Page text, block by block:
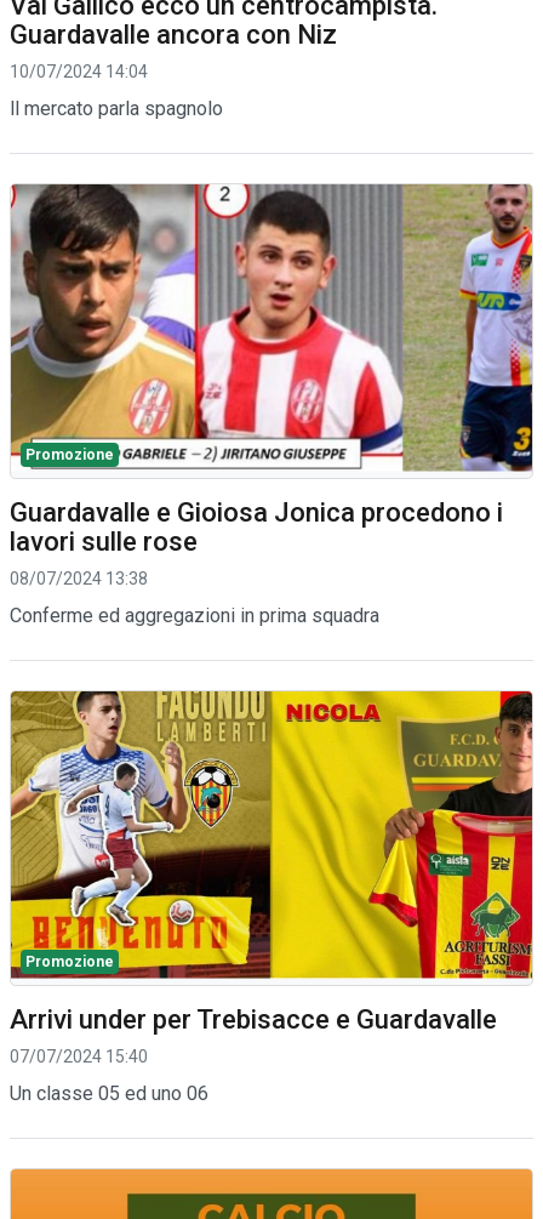
Guardavalle ancora con Niz
10/07/2024 14:04
ll mercato parla spagnolo
Promozione
Guardavalle e Gioiosa Jonica procedono i
lavori sulle rose
08/07/2024 13:38
Conferme ed aggregazioni in prima squadra
Promozione
Arrivi under per Trebisacce e Guardavalle
07/07/2024 15:40
Un classe 05 ed uno 06